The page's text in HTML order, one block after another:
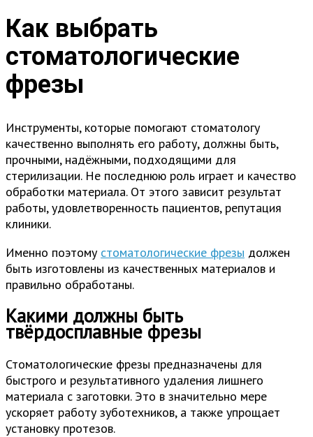
Как выбрать
стоматологические
фрезы
Инструменты, которые помогают стоматологу
качественно выполнять его работу, должны быть,
прочными, надёжными, подходящими для
стерилизации. Не последнюю роль играет и качество
обработки материала. От этого зависит результат
работы, удовлетворенность пациентов, репутация
клиники.
Именно поэтому стоматологические фрезы должен
быть изготовлены из качественных материалов и
правильно обработаны.
Какими должны быть
твёрдосплавные фрезы
Стоматологические фрезы предназначены для
быстрого и результативного удаления лишнего
материала с заготовки. Это в значительно мере
ускоряет работу зуботехников, а также упрощает
установку протезов.